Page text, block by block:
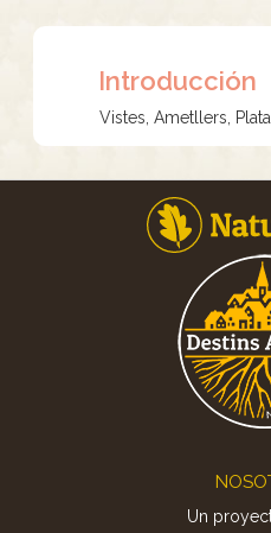
Introducción
Vistes, Ametllers,
Un